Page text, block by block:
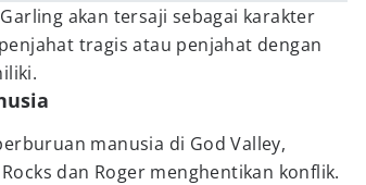
akan tersaji sebagai karakter
tragis atau penjahat dengan
manusia di God Valley,
dan Roger menghentikan konflik.